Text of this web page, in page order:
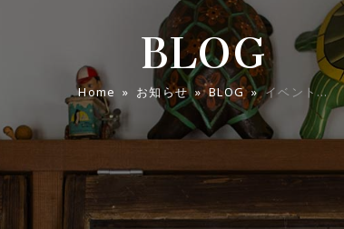
BLOG
Home » お知らせ»BLOG»イベント…